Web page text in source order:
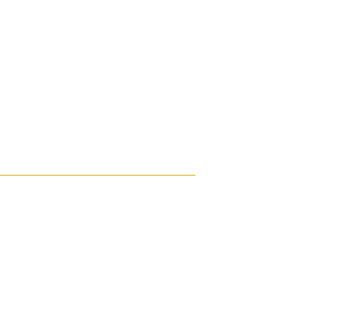
City Break